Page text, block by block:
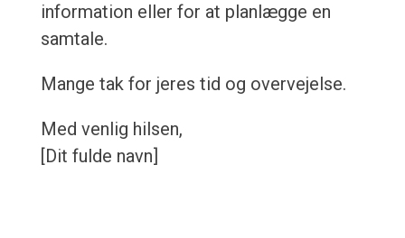
information eller for at planlægge en
samtale.
Mange tak for jeres tid og overvejelse.
Med venlig hilsen,
[Dit fulde navn]